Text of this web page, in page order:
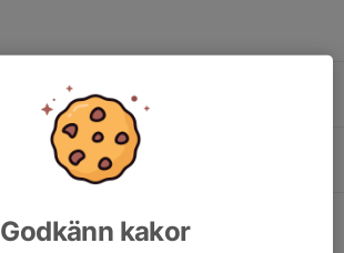
Godkänn kakor